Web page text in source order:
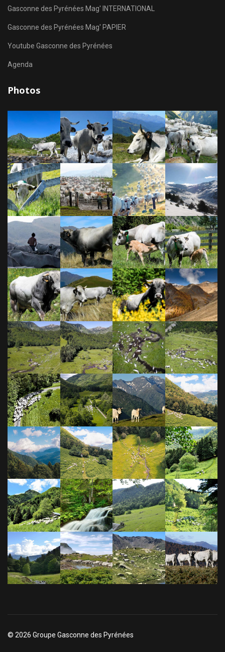
Gasconne des Pyrénées Mag' INTERNATIONAL
Gasconne des Pyrénées Mag' PAPIER
Youtube Gasconne des Pyrénées
Agenda
Photos
© 2026 Groupe Gasconne des Pyrénées